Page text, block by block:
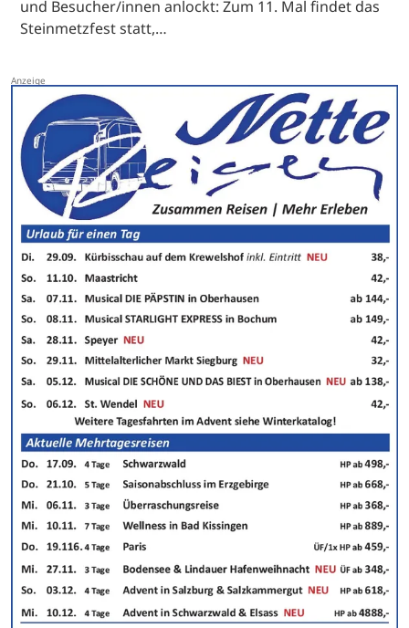
und Besucher/innen anlockt: Zum 11. Mal findet das
Steinmetzfest statt,…